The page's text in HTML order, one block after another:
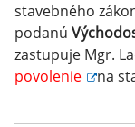
stavebného
podanú
zastupuje Mgr.
povolenie
na